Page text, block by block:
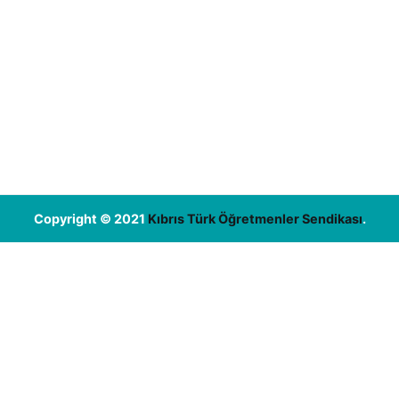
Copyright © 2021 Kıbrıs Türk Öğretmenler Sendikası.